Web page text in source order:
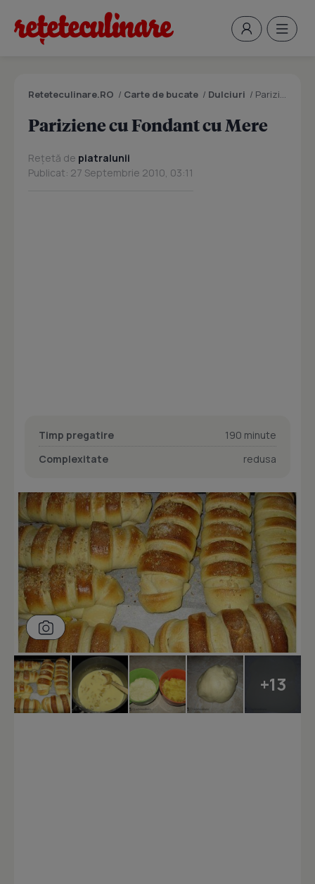
Reteteculinare.RO / Carte de bucate / Dulciuri / Pariziene cu Fondant cu Mere
Pariziene cu Fondant cu Mere
Rețetă de piatralunii
Publicat: 27 Septembrie 2010, 03:11
Timp pregatire
190 minute
Complexitate
redusa
+13